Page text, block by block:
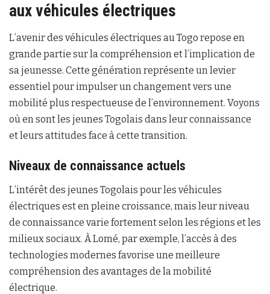
aux véhicules électriques
L’avenir des véhicules électriques au Togo repose en
grande partie sur la compréhension et l’implication de
sa jeunesse. Cette génération représente un levier
essentiel pour impulser un changement vers une
mobilité plus respectueuse de l’environnement. Voyons
où en sont les jeunes Togolais dans leur connaissance
et leurs attitudes face à cette transition.
Niveaux de connaissance actuels
L’intérêt des jeunes Togolais pour les véhicules
électriques est en pleine croissance, mais leur niveau
de connaissance varie fortement selon les régions et les
milieux sociaux. À Lomé, par exemple, l’accès à des
technologies modernes favorise une meilleure
compréhension des avantages de la mobilité
électrique.